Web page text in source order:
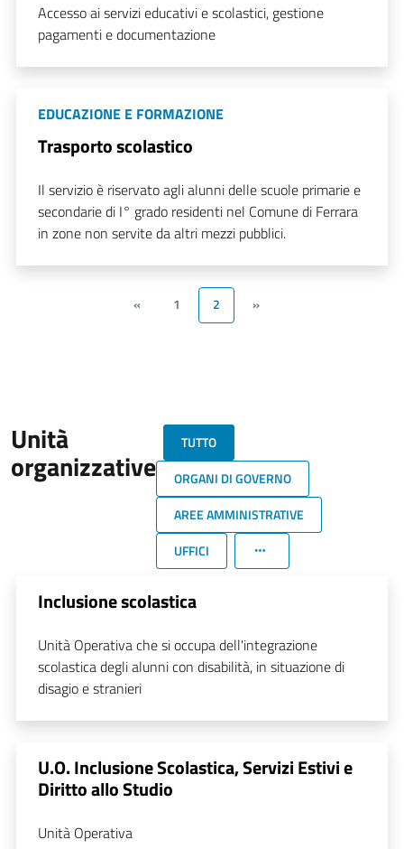
Accesso ai servizi educativi e scolastici, gestione
pagamenti e documentazione
EDUCAZIONE E FORMAZIONE
Trasporto scolastico
Il servizio è riservato agli alunni delle scuole primarie e
secondarie di I° grado residenti nel Comune di Ferrara
in zone non servite da altri mezzi pubblici.
« 1 2 »
Unità
organizzative
TUTTO
ORGANI DI GOVERNO
AREE AMMINISTRATIVE
UFFICI
Inclusione scolastica
Unità Operativa che si occupa dell'integrazione
scolastica degli alunni con disabilità, in situazione di
disagio e stranieri
U.O. Inclusione Scolastica, Servizi Estivi e
Diritto allo Studio
Unità Operativa